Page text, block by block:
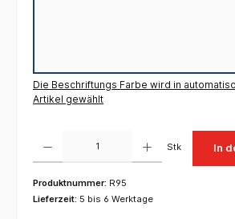
Die Beschriftungs Farbe wird in
Artikel gewählt
Stk In
Produktnummer: R95
Lieferzeit: 5 bis 6 Werktage